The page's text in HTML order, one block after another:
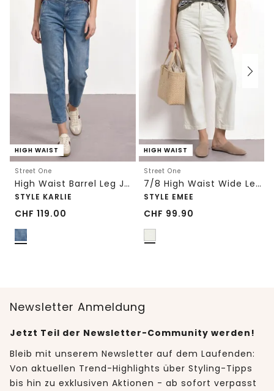
HIGH WAIST
Street One
High Waist Barrel Leg Jeans im Loose Fit
STYLE KARLIE
CHF 119.00
HIGH WAIST
Street One
7/8 High Waist Wide Leg Jeans im Loose Fit
STYLE EMEE
CHF 99.90
Newsletter Anmeldung
Jetzt Teil der Newsletter-Community werden!
Bleib mit unserem Newsletter auf dem Laufenden:
Von aktuellen Trend-Highlights über Styling-Tipps
bis hin zu exklusiven Aktionen - ab sofort verpasst